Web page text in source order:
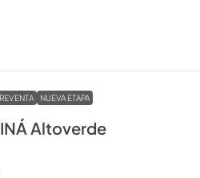
NUEVA ETAPA
Altoverde